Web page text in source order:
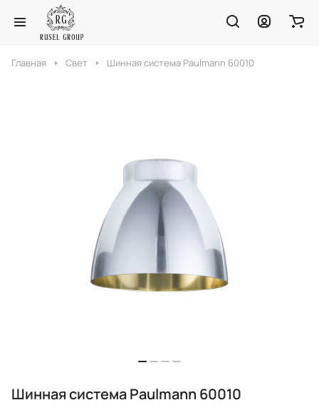
Главная Свет Шинная система Paulmann 60010
Шинная система Paulmann 60010